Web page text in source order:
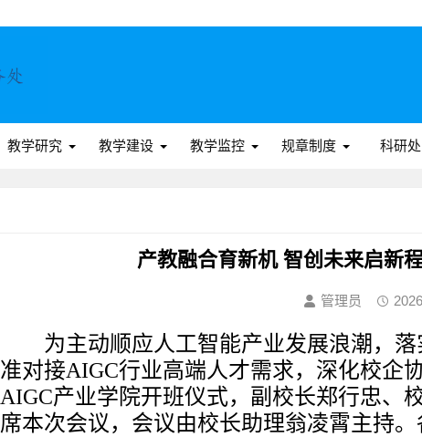
教学研究 教学建设 教学监控 规章制度 科研处
产教融合育新机 智创未来启新
管理员
为主动顺应人工智能产业发展浪潮，
准对接AIGC行业高端人才需求，深化校企
AIGC产业学院开班仪式，副校长郑行忠、
席本次会议，会议由校长助理翁凌霄主持